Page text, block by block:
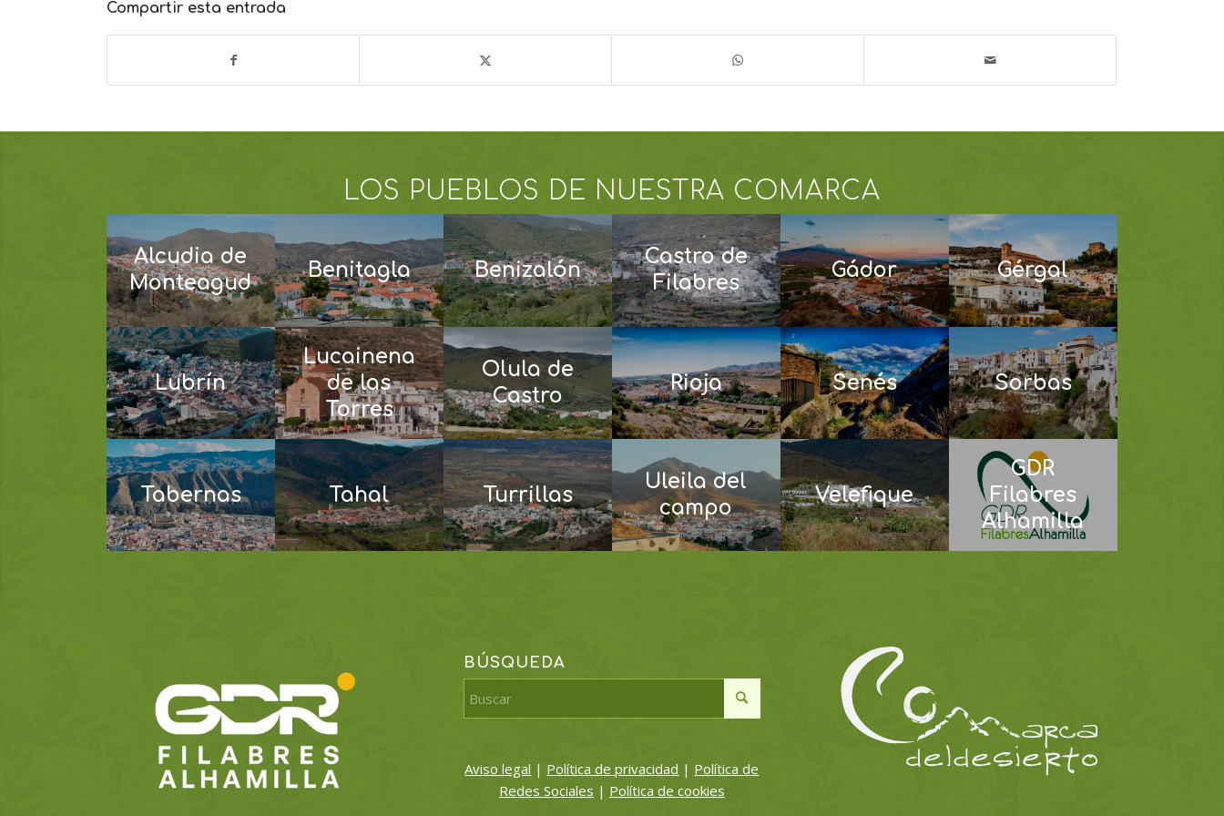
Compartir esta entrada
LOS PUEBLOS DE NUESTRA COMARCA
Alcudia de
Monteagud
Benitagla Benizalón
Castro de
Filabres
Gádor Gérgal
Lubrín
Lucainena
de las
Torres
Olula de
Castro
Rioja Senés Sorbas
Tabernas Tahal Turrillas
Uleila del
campo
Velefique
GDR
Filabres
Alhamilla
BÚSQUEDA
Aviso legal | Política de privacidad | Política de
Redes Sociales | Política de cookies